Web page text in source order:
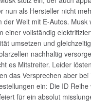
nun als Hersteller nicht
der Welt mit E-Autos. Musk
einer vollständig
umsetzen und
nachhaltig
es Mitstreiter. Leider
das Versprechen aber bei
ein: Die ID Reihe
für ein absolut